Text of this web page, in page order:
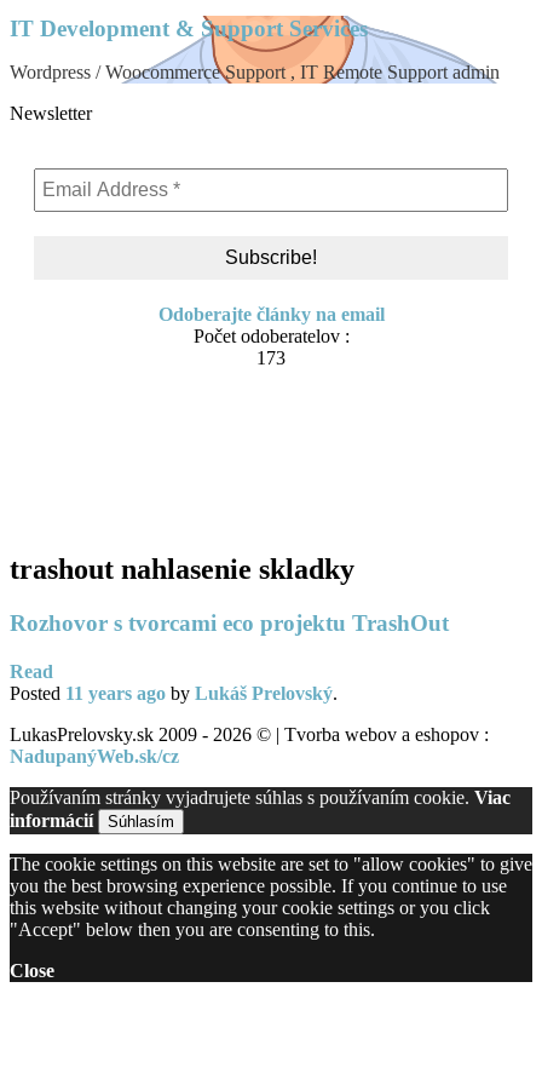
IT Development & Support Services
Wordpress / Woocommerce Support , IT Remote Support admin
Newsletter
Odoberajte články na email
Počet odoberatelov :
173
trashout nahlasenie skladky
Rozhovor s tvorcami eco projektu TrashOut
Read
Posted 11 years ago by Lukáš Prelovský.
LukasPrelovsky.sk 2009 - 2026 © | Tvorba webov a eshopov :
NadupanýWeb.sk/cz
Používaním stránky vyjadrujete súhlas s používaním cookie. Viac
informácií
Súhlasím
The cookie settings on this website are set to "allow cookies" to give
you the best browsing experience possible. If you continue to use
this website without changing your cookie settings or you click
"Accept" below then you are consenting to this.
Close